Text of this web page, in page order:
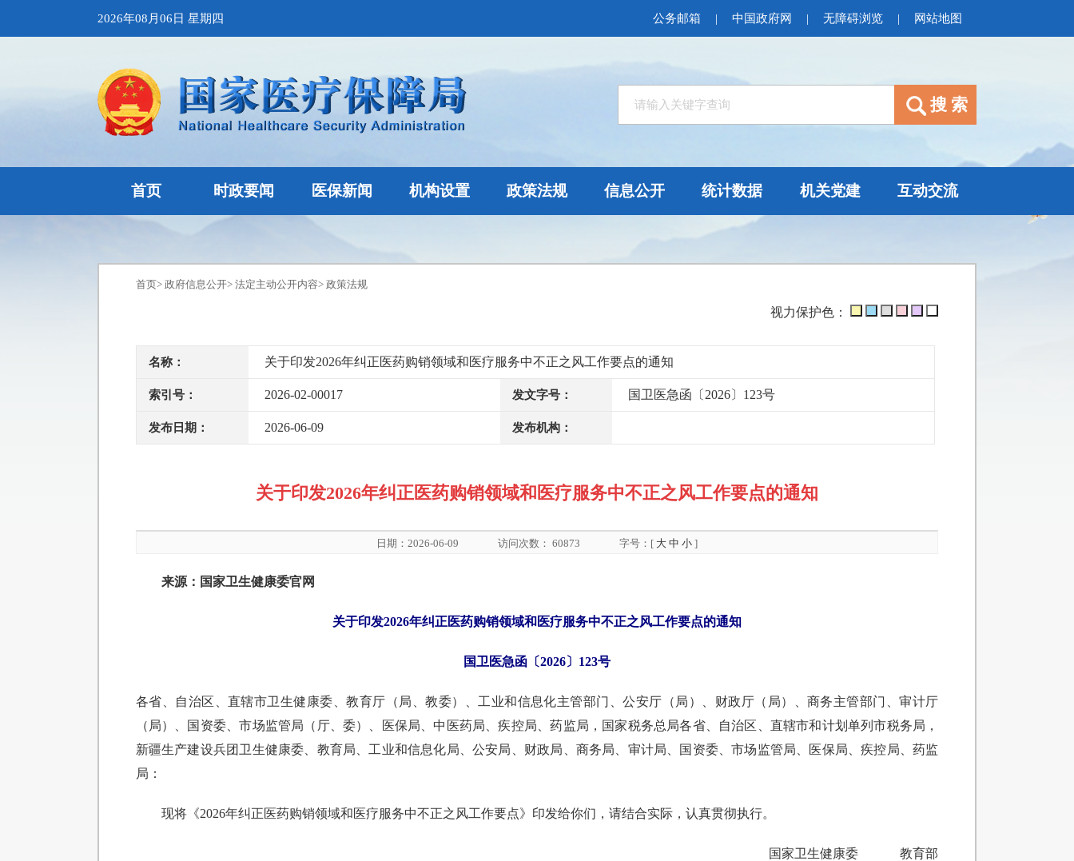
2026年08月06日 星期四 公务邮箱 | 中国政府网 | 无障碍浏览 | 网站地图
首页 时政要闻 医保新闻 机构设置 政策法规 信息公开 统计数据 机关党建 互动交流
首页> 政府信息公开> 法定主动公开内容> 政策法规
视力保护色：
名称： 关于印发2026年纠正医药购销领域和医疗服务中不正之风工作要点的通知
索引号： 2026-02-00017 发文字号： 国卫医急函〔2026〕123号
发布日期： 2026-06-09 发布机构：
关于印发2026年纠正医药购销领域和医疗服务中不正之风工作要点的通知
日期：2026-06-09 访问次数： 60873 字号：[ 大 中 小]
来源： 国家卫生健康委官网
关于印发2026年纠正医药购销领域和医疗服务中不正之风工作要点的通知
国卫医急函〔2026〕123号
各省、自治区、直辖市卫生健康委、教育厅（局、教委）、工业和信息化主管部门、公安厅（局）、财政厅（局）、商务主管部门、审计厅
（局）、国资委、市场监管局（厅、委）、医保局、中医药局、疾控局、药监局，国家税务总局各省、自治区、直辖市和计划单列市税务局，
新疆生产建设兵团卫生健康委、教育局、工业和信息化局、公安局、财政局、商务局、审计局、国资委、市场监管局、医保局、疾控局、药监
局：
现将《2026年纠正医药购销领域和医疗服务中不正之风工作要点》印发给你们，请结合实际，认真贯彻执行。
国家卫生健康委 教育部